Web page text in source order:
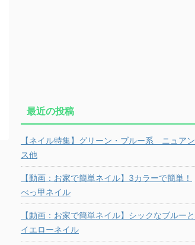
最近の投稿
【ネイル特集】グリーン・ブルー系 ニュアン
ス他
【動画：お家で簡単ネイル】3カラーで簡単！
べっ甲ネイル
【動画：お家で簡単ネイル】シックなブルーと
イエローネイル